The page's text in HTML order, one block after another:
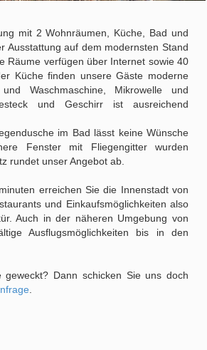
mit 2 Wohnräumen, Küche, Bad und
Ausstattung auf dem modernsten Stand
Räume verfügen über Internet sowie 40
Küche finden unsere Gäste moderne
Waschmaschine, Mikrowelle und
und Geschirr ist ausreichend
im Bad lässt keine Wünsche
Fenster mit Fliegengitter wurden
rundet unser Angebot ab.
erreichen Sie die Innenstadt von
und Einkaufsmöglichkeiten also
Auch in der näheren Umgebung von
Ausflugsmöglichkeiten bis in den
geweckt? Dann schicken Sie uns doch